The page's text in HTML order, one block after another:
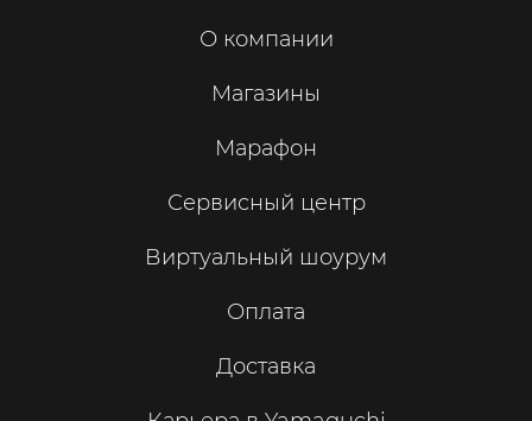
О компании
Магазины
Марафон
Сервисный центр
Виртуальный шоурум
Оплата
Доставка